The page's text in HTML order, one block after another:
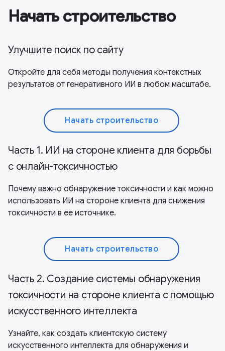
Начать строительство
Улучшите поиск по сайту
Откройте для себя методы получения контекстных
результатов от генеративного ИИ в любом масштабе.
Начать строительство
Часть 1. ИИ на стороне клиента для борьбы
с онлайн-токсичностью
Почему важно обнаружение токсичности и как можно
использовать ИИ на стороне клиента для снижения
токсичности в ее источнике.
Начать строительство
Часть 2. Создание системы обнаружения
токсичности на стороне клиента с помощью
искусственного интеллекта
Узнайте, как создать клиентскую систему
искусственного интеллекта для обнаружения и